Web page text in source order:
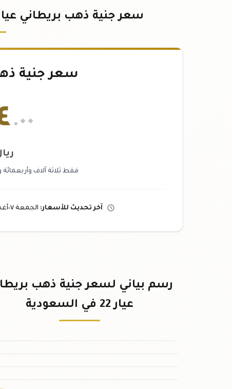
سعر جنية ذهب بريطاني عيار ٢٢ في السعودية - تحديث
سعر جنية
.٠٠
فقط ثلاثة آلاف
آخر تحديث للأسعار: الجمعة ٠٧
رسم بياني لسعر جنية ذهب
عيار 22 في السعودية